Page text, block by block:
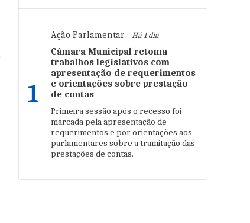
1
Ação Parlamentar - Há 1 dia
Câmara Municipal retoma
trabalhos legislativos com
apresentação de requerimentos
e orientações sobre prestação
de contas
Primeira sessão após o recesso foi
marcada pela apresentação de
requerimentos e por orientações aos
parlamentares sobre a tramitação das
prestações de contas.